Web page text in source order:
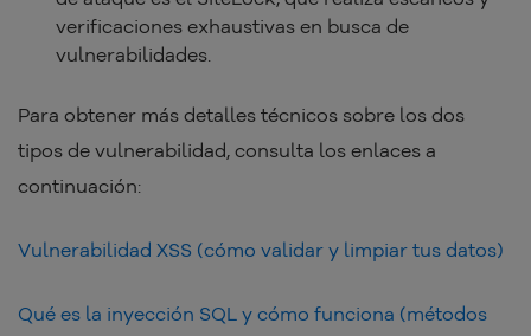
verificaciones exhaustivas en busca de
vulnerabilidades.
Para obtener más detalles técnicos sobre los dos
tipos de vulnerabilidad, consulta los enlaces a
continuación:
Vulnerabilidad XSS (cómo validar y limpiar tus datos)
Qué es la inyección SQL y cómo funciona (métodos